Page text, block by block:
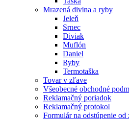
Mrazená divina a ryby
Jeleň
Srnec
Diviak
Muflón
Daniel
Ryby
Termotaška
Tovar v zľave
Všeobecné obchodné
Reklamačný poriadok
Reklamačný protokol
Formulár na odstúpenie